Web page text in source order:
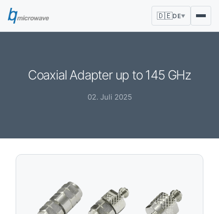
🇩🇪DE▼
Coaxial Adapter up to 145 GHz
02. Juli 2025